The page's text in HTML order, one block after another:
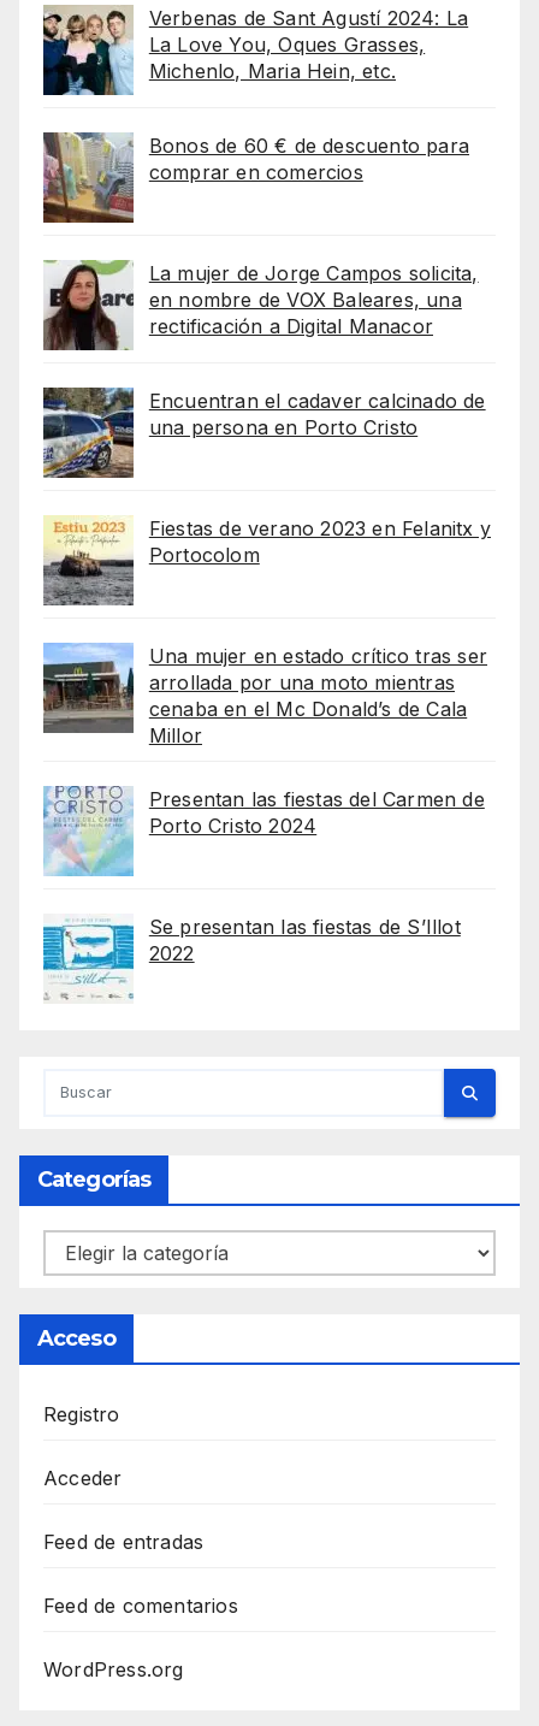
Verbenas de Sant Agustí 2024: La
La Love You, Oques Grasses,
Michenlo, Maria Hein, etc.
Bonos de 60 € de descuento para
comprar en comercios
La mujer de Jorge Campos solicita,
en nombre de VOX Baleares, una
rectificación a Digital Manacor
Encuentran el cadaver calcinado de
una persona en Porto Cristo
Fiestas de verano 2023 en Felanitx y
Portocolom
Una mujer en estado crítico tras ser
arrollada por una moto mientras
cenaba en el Mc Donald’s de Cala
Millor
Presentan las fiestas del Carmen de
Porto Cristo 2024
Se presentan las fiestas de S’Illot
2022
Categorías
Categorías
Acceso
Registro
Acceder
Feed de entradas
Feed de comentarios
WordPress.org